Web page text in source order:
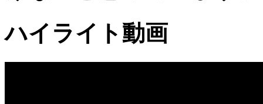
ハイライト動画